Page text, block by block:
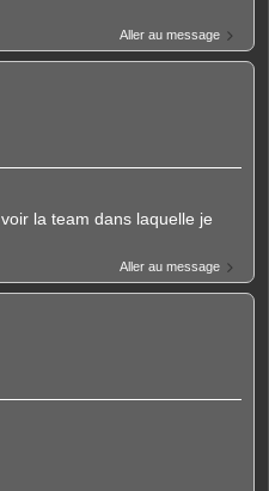
Aller au message
la team dans laquelle je
Aller au message